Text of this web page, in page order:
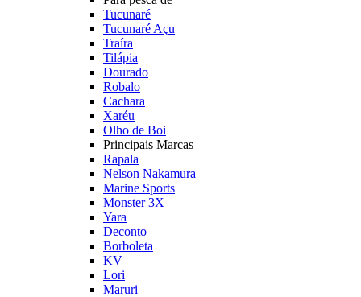
Tucunaré
Tucunaré Açu
Traíra
Tilápia
Dourado
Robalo
Cachara
Xaréu
Olho de Boi
Principais Marcas
Rapala
Nelson Nakamura
Marine Sports
Monster 3X
Yara
Deconto
Borboleta
KV
Lori
Maruri